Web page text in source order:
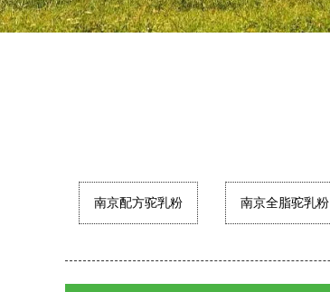
南京配方驼乳粉 南京全脂驼乳粉